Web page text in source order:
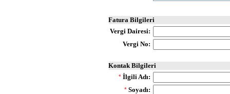
Fatura Bilgileri
Vergi Dairesi:
Vergi No:
Kontak Bilgileri
* İlgili Adı:
* Soyadı: